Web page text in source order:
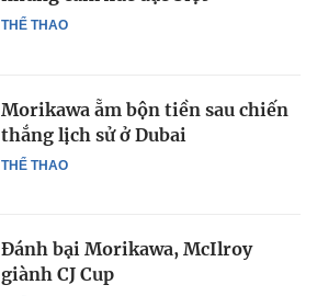
THỂ THAO
THỂ THAO
Morikawa ẵm bộn tiền sau chiến
thắng lịch sử ở Dubai
Đánh bại Morikawa, McIlroy
giành CJ Cup